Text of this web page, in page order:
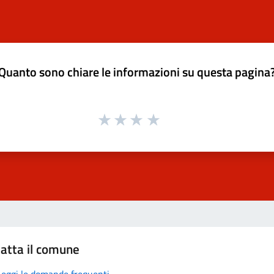
sono chiare le informazioni su questa
il comune